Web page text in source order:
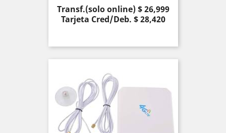
Precio
Transf.(solo online) $ 26,999
Tarjeta Cred/Deb. $ 28,420